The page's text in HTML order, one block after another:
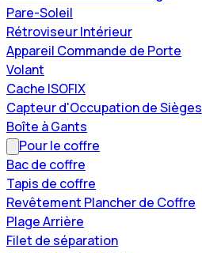
Pare-Soleil
Rétroviseur Intérieur
Appareil Commande de Porte
Volant
Cache ISOFIX
Capteur d'Occupation de Sièges
Boîte à Gants
Pour le coffre
Bac de coffre
Tapis de coffre
Revêtement Plancher de Coffre
Plage Arrière
Filet de séparation